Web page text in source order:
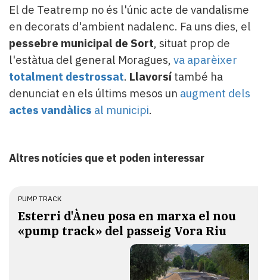
El de Teatremp no és l'únic acte de vandalisme
en decorats d'ambient nadalenc. Fa uns dies, el
pessebre municipal de Sort, situat prop de
l'estàtua del general Moragues, va aparèixer
totalment destrossat. Llavorsí també ha
denunciat en els últims mesos un augment dels
actes vandàlics al municipi.
Altres notícies que et poden interessar
PUMP TRACK
Esterri d'Àneu posa en marxa el nou
«pump track» del passeig Vora Riu